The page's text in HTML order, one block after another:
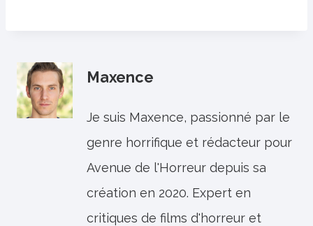
Maxence
Je suis Maxence, passionné par le
genre horrifique et rédacteur pour
Avenue de l'Horreur depuis sa
création en 2020. Expert en
critiques de films d'horreur et